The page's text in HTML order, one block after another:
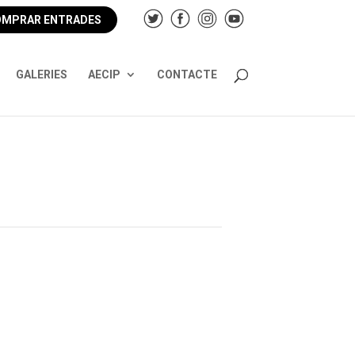
ENTRADES
GALERIES AECIP CONTACTE